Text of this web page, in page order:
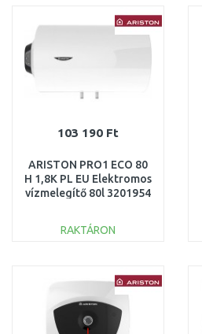
Összehasonlítás
103 190 Ft
ARISTON PRO1 ECO 80
H 1,8K PL EU Elektromos
vízmelegítő 80l 3201954
RAKTÁRON
Összehasonlítás